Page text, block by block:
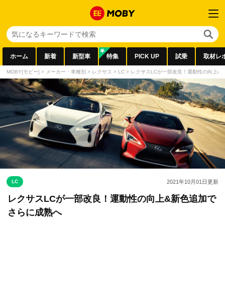
ホーム 新着 新型車 特集 PICK UP 試乗 取材レ
MOBY[モビー] > メーカー・車種別 > レクサス > LC > レクサスLCが一部改良！運動性の向上&
LC 2021年10月01日更新
レクサスLCが一部改良！運動性の向上&新色追加で
さらに成熟へ